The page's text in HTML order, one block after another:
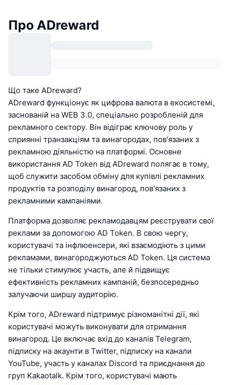
Про ADreward
Що таке ADreward?
ADreward функціонує як цифрова валюта в екосистемі,
заснованій на WEB 3.0, спеціально розробленій для
рекламного сектору. Він відіграє ключову роль у
сприянні транзакціям та винагородах, пов'язаних з
рекламною діяльністю на платформі. Основне
використання AD Token від ADreward полягає в тому,
щоб служити засобом обміну для купівлі рекламних
продуктів та розподілу винагород, пов'язаних з
рекламними кампаніями.
Платформа дозволяє рекламодавцям реєструвати свої
реклами за допомогою AD Token. В свою чергу,
користувачі та інфлюенсери, які взаємодіють з цими
рекламами, винагороджуються AD Token. Ця система
не тільки стимулює участь, але й підвищує
ефективність рекламних кампаній, безпосередньо
залучаючи ширшу аудиторію.
Крім того, ADreward підтримує різноманітні дії, які
користувачі можуть виконувати для отримання
винагород. Це включає вхід до каналів Telegram,
підписку на акаунти в Twitter, підписку на канали
YouTube, участь у каналах Discord та приєднання до
груп Kakaotalk. Крім того, користувачі мають